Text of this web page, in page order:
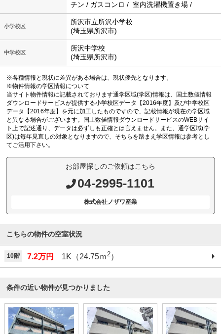
チン / ガスコンロ / 室内洗濯機置き場 /
小学校区
所沢市立所沢小学校
(埼玉県所沢市)
中学校区
所沢中学校
(埼玉県所沢市)
※各種情報と現状に差異がある場合は、現状優先となります。
※物件情報の学区情報について
当サイト物件情報に記載されております通学区域(学区)情報は、国土数値情報
ダウンロードサービスが提供する小学校区データ【2016年度】及び中学校区
データ【2016年度】を元に加工したものですので、記載情報が現在の学区域
と異なる場合がございます。国土数値情報ダウンロードサービスのWEBサイ
ト上で記述通り、データは必ずしも正確とは言えません。また、通学区域(学
区)は毎年見直しの対象となりますので、そちらを踏まえ学区情報は参考とし
てご活用下さい。
お部屋探しのご依頼はこちら
04-2995-1101
株式会社ノザワ産業
こちらの物件の空室状況
10階 7.2万円 1K（24.75ｍ2）
条件の近い物件が見つかりました